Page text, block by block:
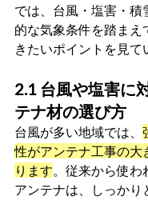
では、台風・塩害・積
的な気象条件を踏まえ
きたいポイントを見て
2.1 台風や塩害に
テナ材の選び方
台風が多い地域では、
性がアンテナ工事の大
ります。従来から使わ
アンテナは、しっかり